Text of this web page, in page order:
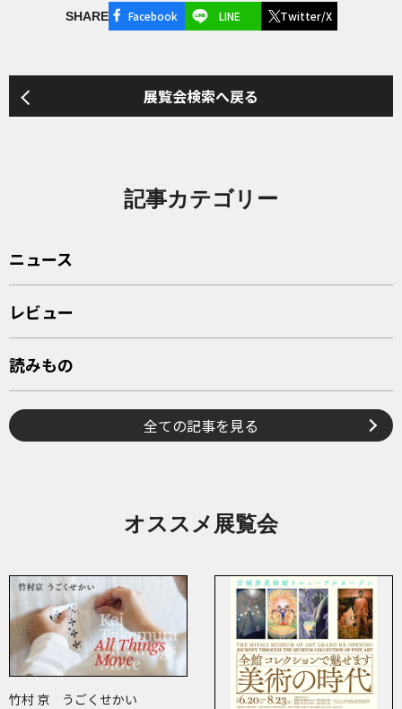
SHARE Facebook LINE Twitter/X
展覧会検索へ戻る
記事カテゴリー
ニュース
レビュー
読みもの
全ての記事を見る
オススメ展覧会
竹村 京 うごくせかい